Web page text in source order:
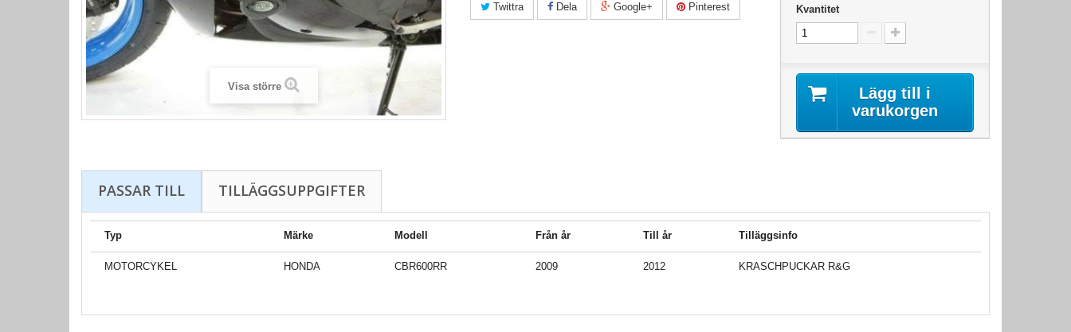
Visa större
Twittra Dela Google+ Pinterest Kvantitet
Lägg till i
varukorgen
PASSAR TILL TILLÄGGSUPPGIFTER
Typ Märke Modell Från år Till år Tilläggsinfo
MOTORCYKEL HONDA CBR600RR 2009 2012 KRASCHPUCKAR R&G